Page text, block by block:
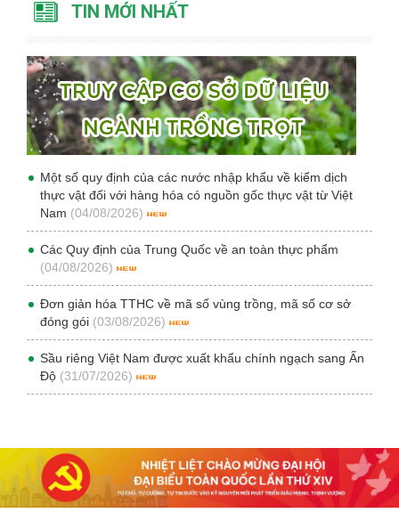
TIN MỚI NHẤT
Một số quy định của các nước nhập khẩu về kiểm dịch
thực vật đối với hàng hóa có nguồn gốc thực vật từ Việt
Nam (04/08/2026)
Các Quy định của Trung Quốc về an toàn thực phẩm
(04/08/2026)
Đơn giản hóa TTHC về mã số vùng trồng, mã số cơ sở
đóng gói (03/08/2026)
Sầu riêng Việt Nam được xuất khẩu chính ngạch sang Ấn
Độ (31/07/2026)